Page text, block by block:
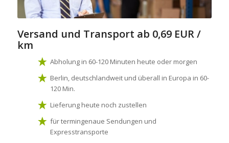
Versand und Transport ab 0,69 EUR /
km
Abholung in 60-120 Minuten heute oder morgen
Berlin, deutschlandweit und überall in Europa in 60-
120 Min.
Lieferung heute noch zustellen
für termingenaue Sendungen und
Expresstransporte